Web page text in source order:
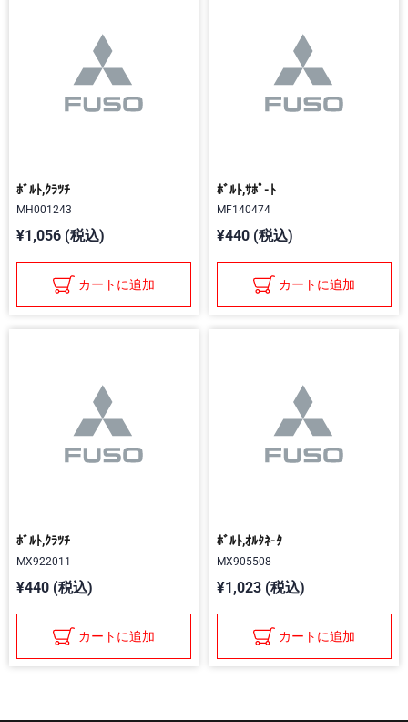
ﾎﾞﾙﾄ,ｸﾗﾂﾁ
MH001243
¥1,056 (税込)
カートに追加
ﾎﾞﾙﾄ,ｻﾎﾟ-ﾄ
MF140474
¥440 (税込)
カートに追加
ﾎﾞﾙﾄ,ｸﾗﾂﾁ
MX922011
¥440 (税込)
カートに追加
ﾎﾞﾙﾄ,ｵﾙﾀﾈ-ﾀ
MX905508
¥1,023 (税込)
カートに追加